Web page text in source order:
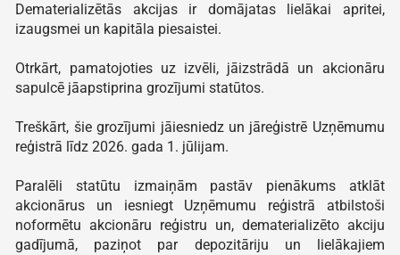
Dematerializētās akcijas ir domājatas lielākai apritei,
izaugsmei un kapitāla piesaistei.
Otrkārt, pamatojoties uz izvēli, jāizstrādā un akcionāru
sapulcē jāapstiprina grozījumi statūtos.
Treškārt, šie grozījumi jāiesniedz un jāreģistrē Uzņēmumu
reģistrā līdz 2026. gada 1. jūlijam.
Paralēli statūtu izmaiņām pastāv pienākums atklāt
akcionārus un iesniegt Uzņēmumu reģistrā atbilstoši
noformētu akcionāru reģistru un, dematerializēto akciju
gadījumā, paziņot par depozitāriju un lielākajiem